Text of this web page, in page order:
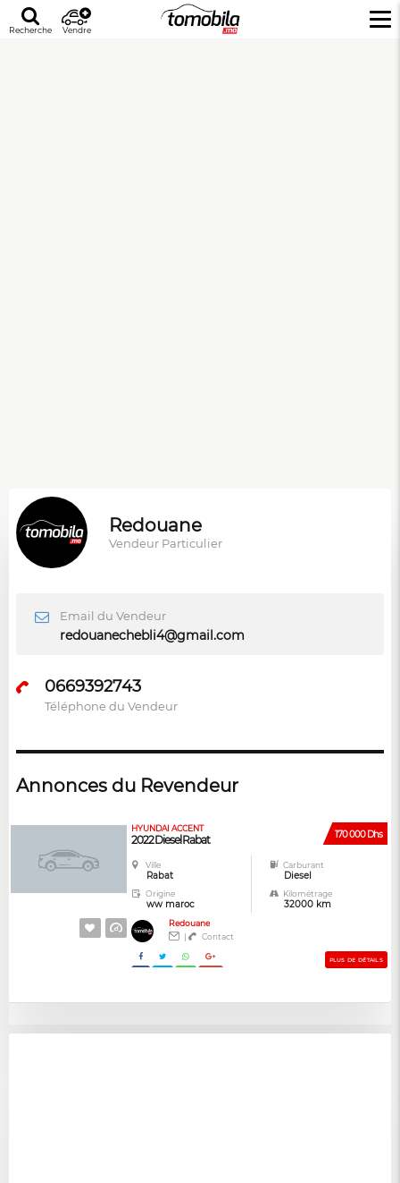
Recherche Vendre
Redouane
Vendeur Particulier
Email du Vendeur
redouanechebli4@gmail.com
0669392743
Téléphone du Vendeur
Annonces du Revendeur
170 000 Dhs
HYUNDAI ACCENT
2022 Diesel Rabat
Ville
Rabat
Carburant
Diesel
Origine
ww maroc
Kilométrage
32000 km
Redouane
|
Contact
PLUS DE DÉTAILS